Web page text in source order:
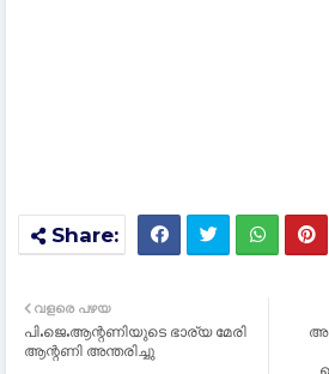
വളരെ പഴയ
പി.ജെ.ആന്റണിയുടെ ഭാര്യ മേരി
ആന്റണി അന്തരിച്ചു